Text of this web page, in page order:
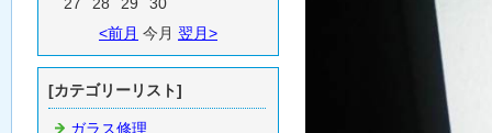
<前月 今月 翌月>
[カテゴリーリスト]
ガラス修理